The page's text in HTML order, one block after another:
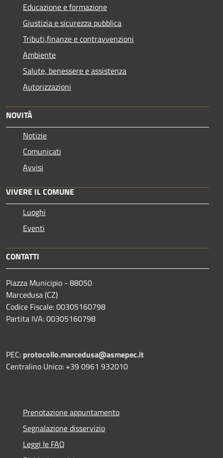
Educazione e formazione
Giustizia e sicurezza pubblica
Tributi,finanze e contravvenzioni
Ambiente
Salute, benessere e assistenza
Autorizzazioni
NOVITÀ
Notizie
Comunicati
Avvisi
VIVERE IL COMUNE
Luoghi
Eventi
CONTATTI
Piazza Municipio - 88050
Marcedusa (CZ)
Codice Fiscale: 00305160798
Partita IVA: 00305160798
PEC: protocollo.marcedusa@asmepec.it
Centralino Unico: +39 0961 932010
Prenotazione appuntamento
Segnalazione disservizio
Leggi le FAQ